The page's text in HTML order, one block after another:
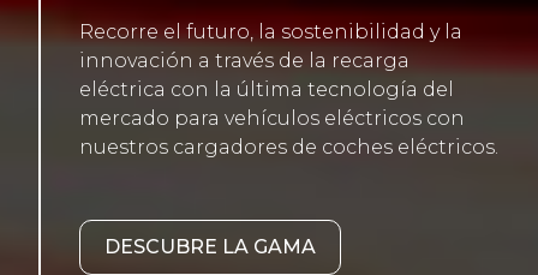
Recorre el futuro, la sostenibilidad y la
innovación a través de la recarga
eléctrica con la última tecnología del
mercado para vehículos eléctricos con
nuestros cargadores de coches eléctricos.
DESCUBRE LA GAMA